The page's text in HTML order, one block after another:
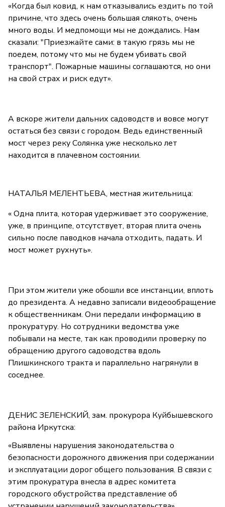
«Когда был ковид, к нам отказывались ездить по той
причине, что здесь очень большая слякоть, очень
много воды. И медпомощи мы не дождались. Нам
сказали: "Приезжайте сами: в такую грязь мы не
поедем, потому что мы не будем убивать свой
транспорт". Пожарные машины соглашаются, но они
на свой страх и риск едут».
А вскоре жители дальних садоводств и вовсе могут
остаться без связи с городом. Ведь единственный
мост через реку Солянка уже несколько лет
находится в плачевном состоянии.
НАТАЛЬЯ МЕЛЕНТЬЕВА, местная жительница:
« Одна плита, которая удерживает это сооружение,
уже, в принципе, отсутствует, вторая плита очень
сильно после паводков начала отходить, падать. И
мост может рухнуть».
При этом жители уже обошли все инстанции, вплоть
до президента. А недавно записали видеообращение
к общественникам. Они передали информацию в
прокуратуру. Но сотрудники ведомства уже
побывали на месте, так как проводили проверку по
обращению другого садоводства вдоль
Плишкинского тракта и параллельно нагрянули в
соседнее.
ДЕНИС ЗЕЛЕНСКИЙ, зам. прокурора Куйбышевского
района Иркутска:
«Выявлены нарушения законодательства о
безопасности дорожного движения при содержании
и эксплуатации дорог общего пользования. В связи с
этим прокуратура внесла в адрес комитета
городского обустройства представление об